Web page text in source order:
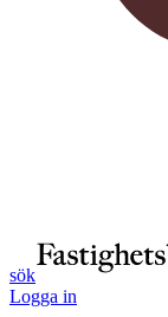
sök
Logga in